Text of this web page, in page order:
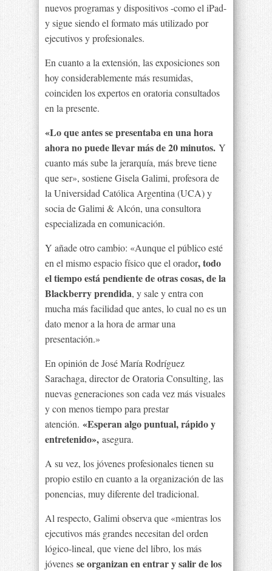
nuevos programas y dispositivos -como el iPad-
y sigue siendo el formato más utilizado por
ejecutivos y profesionales.
En cuanto a la extensión, las exposiciones son
hoy considerablemente más resumidas,
coinciden los expertos en oratoria consultados
en la presente.
«Lo que antes se presentaba en una hora
ahora no puede llevar más de 20 minutos. Y
cuanto más sube la jerarquía, más breve tiene
que ser», sostiene Gisela Galimi, profesora de
la Universidad Católica Argentina (UCA) y
socia de Galimi & Alcón, una consultora
especializada en comunicación.
Y añade otro cambio: «Aunque el público esté
en el mismo espacio físico que el orador, todo
el tiempo está pendiente de otras cosas, de la
Blackberry prendida, y sale y entra con
mucha más facilidad que antes, lo cual no es un
dato menor a la hora de armar una
presentación.»
En opinión de José María Rodríguez
Sarachaga, director de Oratoria Consulting, las
nuevas generaciones son cada vez más visuales
y con menos tiempo para prestar
atención. «Esperan algo puntual, rápido y
entretenido», asegura.
A su vez, los jóvenes profesionales tienen su
propio estilo en cuanto a la organización de las
ponencias, muy diferente del tradicional.
Al respecto, Galimi observa que «mientras los
ejecutivos más grandes necesitan del orden
lógico-lineal, que viene del libro, los más
jóvenes se organizan en entrar y salir de los